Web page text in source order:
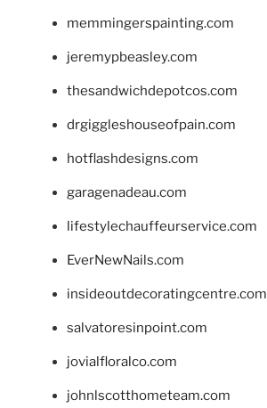
memmingerspainting.com
jeremypbeasley.com
thesandwichdepotcos.com
drgiggleshouseofpain.com
hotflashdesigns.com
garagenadeau.com
lifestylechauffeurservice.com
EverNewNails.com
insideoutdecoratingcentre.com
salvatoresinpoint.com
jovialfloralco.com
johnlscotthometeam.com